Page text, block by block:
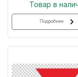
Товар в
Подробнее